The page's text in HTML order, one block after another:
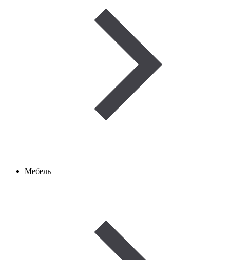
Мебель